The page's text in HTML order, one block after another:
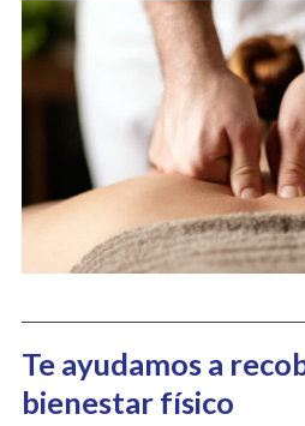
Te ayudamos a
bienestar físico